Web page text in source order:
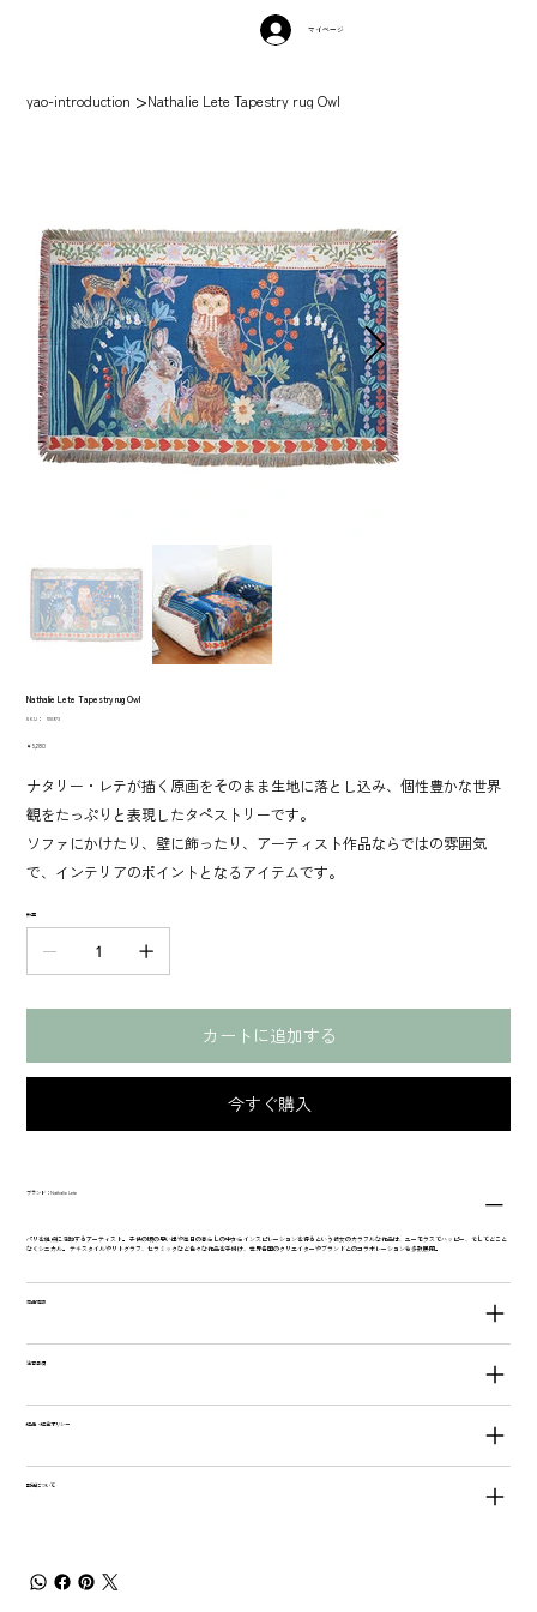
マイページ
yao-introduction >Nathalie Lete Tapestry rug Owl
Nathalie Lete Tapestry rug Owl
SKU：
SKU：
510973
価
￥5,280
ナタリー・レテが描く原画をそのまま生地に落とし込み、個性豊かな世界
観をたっぷりと表現したタペストリーです。
ソファにかけたり、壁に飾ったり、アーティスト作品ならではの雰囲気
で、インテリアのポイントとなるアイテムです。
数量
カートに追加する
今すぐ購入
ブランド：Nathalie Lete
パリを拠点に活動するアーティスト。 子供の頃の思い出や毎日の暮らしの中からインスピレーションを得るという彼女のカラフルな作品は、ユーモラスでハッピー、そしてどこと
なくシニカル。 テキスタイルやリトグラフ、セラミックなど色々な作品を手掛け、世界各国のクリエイターやブランドとのコラボレーションも多数展開。
商品情報
注意事項
返品・返金ポリシー
配送について